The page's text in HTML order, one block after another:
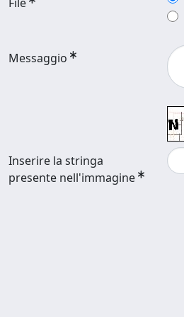
Messaggio
Inserire la stringa
presente nell'immagine